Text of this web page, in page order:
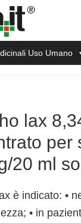
Uso Umano
lax
per
20 ml
è indicato: •
• in